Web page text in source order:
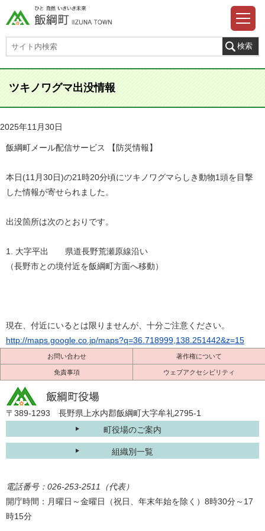
ツキノワグマ出没情報
2025年11月30日
飯綱町メール配信サービス 【防災情報】
本日(11月30日)の21時20分頃にツキノワグマらしき動物1頭を目撃
した情報が寄せられました。
出没箇所は次のとおりです。
1. 大字平出 県道長野荒瀬原線沿い
（長野市との境付近を飯綱町方面へ移動）
現在、付近にいるとは限りませんが、十分ご注意ください。
http://maps.google.co.jp/maps?q=36.718999,138.251442&z=15
お問い合わせ 著作権について
免責事項 ウェブアクセシビリティ
〒389-1293 長野県上水内郡飯綱町大字牟礼2795-1
町役場のご案内
組織別一覧
電話番号：026-253-2511（代表）
開庁時間：月曜日～金曜日（祝日、年末年始を除く）8時30分～17
時15分